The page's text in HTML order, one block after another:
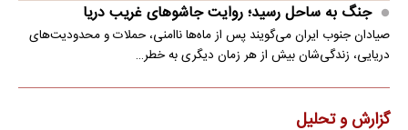
جنگ به ساحل رسید؛ روایت جاشوهای غریب دریا
صیادان جنوب ایران می‌گویند پس از ماه‌ها ناامنی، حملات و محدودیت‌های
دریایی، زندگی‌شان بیش از هر زمان دیگری به خطر…
گزارش و تحلیل